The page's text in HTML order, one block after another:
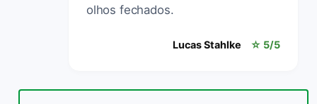
olhos fechados.
Lucas Stahlke ☆ 5/5